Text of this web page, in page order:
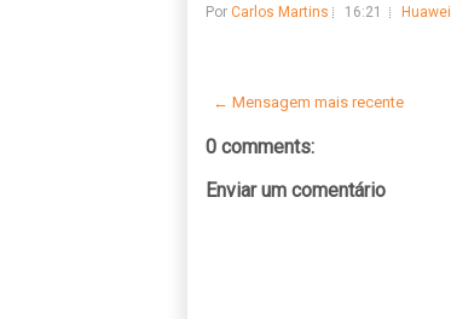
Por Carlos Martins 16:21 Huawei
← Mensagem mais recente
0 comments:
Enviar um comentário